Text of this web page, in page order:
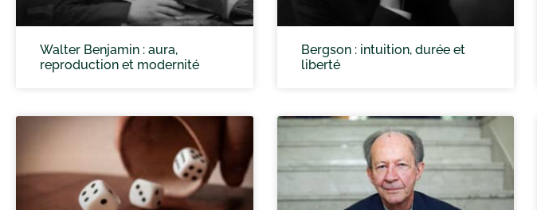
Walter Benjamin : aura,
reproduction et modernité
Bergson : intuition, durée et
liberté